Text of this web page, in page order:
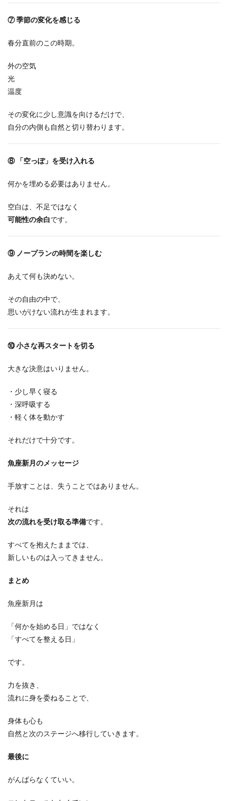
⑦季節の変化を感じる
春分直前のこの時期。
外の空気
光
温度
その変化に少し意識を向けるだけで、
自分の内側も自然と切り替わります。
⑧ 「空っぽ」を受け入れる
何かを埋める必要はありません。
空白は、不足ではなく
可能性の余白です。
⑨ ノープランの時間を楽しむ
あえて何も決めない。
その自由の中で、
思いがけない流れが生まれます。
⑩小さな再スタートを切る
大きな決意はいりません。
・少し早く寝る
・深呼吸する
・軽く体を動かす
それだけで十分です。
魚座新月のメッセージ
手放すことは、失うことではありません。
それは
次の流れを受け取る準備です。
すべてを抱えたままでは、
新しいものは入ってきません。
まとめ
魚座新月は
「何かを始める日」ではなく
「すべてを整える日」
です。
力を抜き、
流れに身を委ねることで、
身体も心も
自然と次のステージへ移行していきます。
最後に
がんばらなくていい。